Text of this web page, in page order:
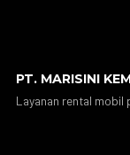
PT. MARISINI
Layanan rental mobil